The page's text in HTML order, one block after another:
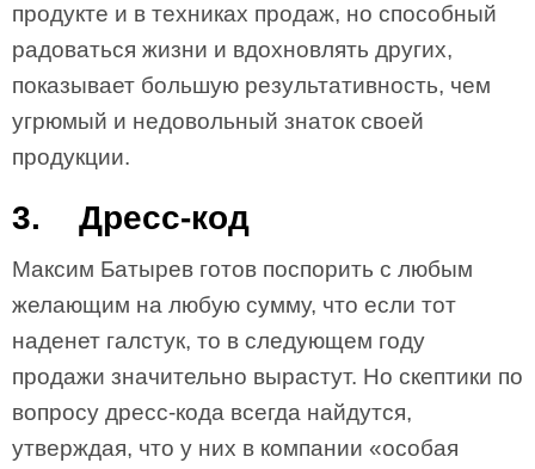
продукте и в техниках продаж, но способный
радоваться жизни и вдохновлять других,
показывает большую результативность, чем
угрюмый и недовольный знаток своей
продукции.
3. Дресс-код
Максим Батырев готов поспорить с любым
желающим на любую сумму, что если тот
наденет галстук, то в следующем году
продажи значительно вырастут. Но скептики по
вопросу дресс-кода всегда найдутся,
утверждая, что у них в компании «особая